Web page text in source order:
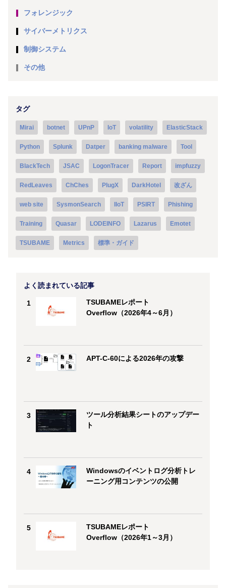
フォレンジック
サイバーメトリクス
制御システム
その他
タグ
Mirai botnet UPnP IoT volatility ElasticStack
Python Splunk Datper banking malware Tool
BlackTech JSAC LogonTracer Report impfuzzy
RedLeaves ChChes PlugX DarkHotel 改ざん
web site SysmonSearch IIoT PSIRT Phishing
Training Quasar LODEINFO Lazarus Emotet
TSUBAME Metrics 標準・ガイド
よく読まれている記事
1
TSUBAMEレポート
Overflow（2026年4～6月）
2 APT-C-60による2026年の攻撃
3
ツール分析結果シートのアップデー
ト
4
Windowsのイベントログ分析トレ
ーニング用コンテンツの公開
5
TSUBAMEレポート
Overflow（2026年1～3月）